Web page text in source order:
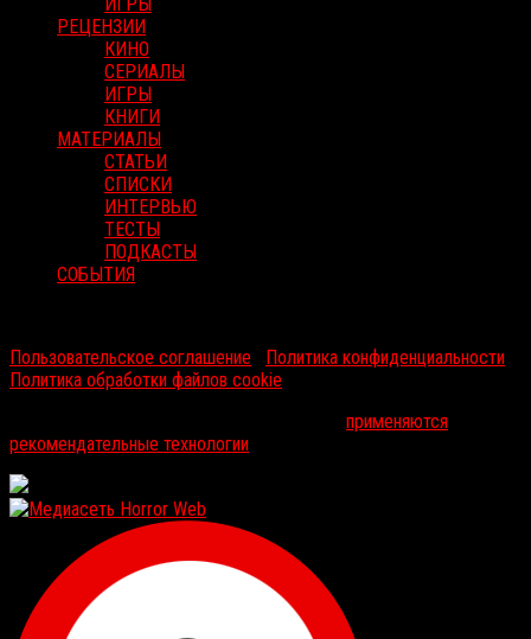
РЕЦЕНЗИИ
КИНО
СЕРИАЛЫ
ИГРЫ
КНИГИ
МАТЕРИАЛЫ
СТАТЬИ
СПИСКИ
ИНТЕРВЬЮ
ТЕСТЫ
ПОДКАСТЫ
СОБЫТИЯ
Пользовательское соглашение
Политика конфиденциальности
Политика обработки файлов cookie
применяются
рекомендательные технологии